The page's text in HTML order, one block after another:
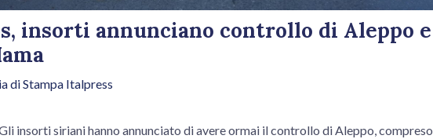
insorti annunciano controllo di Aleppo e
di Stampa Italpress
insorti siriani hanno annunciato di avere ormai il controllo di Aleppo, compreso